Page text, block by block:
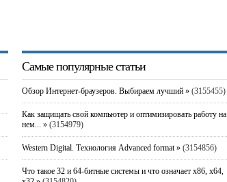
Самые популярные статьи
Обзор Интернет-браузеров. Выбираем лучший » (3155455)
Как защищать свой компьютер и оптимизировать работу на
нем... » (3154979)
Western Digital. Технология Advanced format » (3154856)
Что такое 32 и 64-битные системы и что означает x86, x64,